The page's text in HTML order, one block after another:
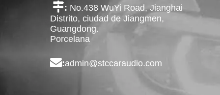
: No.438 WuYi Road, Jianghai
Distrito, ciudad de Jiangmen,
Guangdong.
Porcelana
:admin@stccaraudio.com